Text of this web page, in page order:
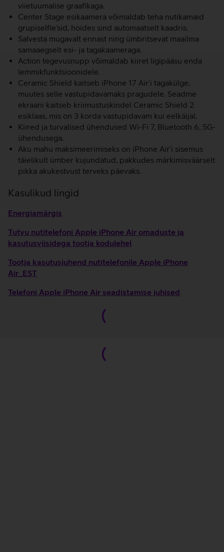
viietuumalise graafikaga.
Center Stage esikaamera võimaldab teha nutikamaid
grupiselfie’sid, hoides sind automaatselt kaadris.
Salvesta mugavalt ennast ning ümbritsevat maailma
samaaegselt esi- ja tagakaameraga.
Action tegevusnupp võimaldab kiiret ligipääsu enda
lemmikfunktsioonidele.
Ceramic Shield kaitseb iPhone 17 Air’i tagakülge,
muutes selle vastupidavamaks pragudele. Seadme
ekraani kaitseb kriimustuskindel Ceramic Shield 2
esiklaas, mis on 3 korda vastupidavam kui eelkäijal.
Kiired ja turvalised ühendused Wi-Fi 7, Bluetooth 6, 5G-
ühendusega.
Aku mahu maksimeerimiseks on iPhone Air’i sisemus
täielikult ümber kujundatud, pakkudes märkimisväärselt
pikka akukestvust terveks päevaks.
Kasulikud lingid
Energiamärgis
Tutvu nutitelefoni Apple iPhone Air omaduste ja
kasutusviisidega tootja kodulehel
Tootja kasutusjuhend nutitelefonile Apple iPhone
Air_EST
Telefoni Apple iPhone Air seadistamise juhised